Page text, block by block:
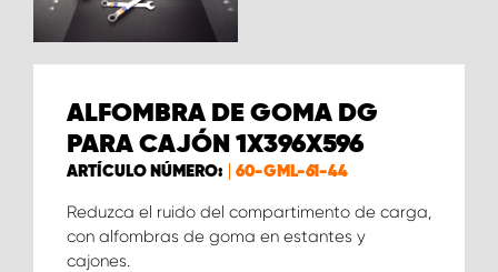
ALFOMBRA DE GOMA DG
PARA CAJÓN 1X396X596
ARTÍCULO NÚMERO: 60-GML-61-44
Reduzca el ruido del compartimento de carga,
con alfombras de goma en estantes y
cajones.